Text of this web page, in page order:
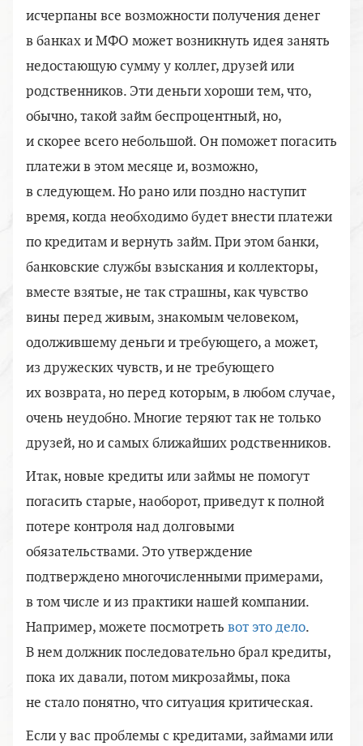
исчерпаны все возможности получения денег
в банках и МФО может возникнуть идея занять
недостающую сумму у коллег, друзей или
родственников. Эти деньги хороши тем, что,
обычно, такой займ беспроцентный, но,
и скорее всего небольшой. Он поможет погасить
платежи в этом месяце и, возможно,
в следующем. Но рано или поздно наступит
время, когда необходимо будет внести платежи
по кредитам и вернуть займ. При этом банки,
банковские службы взыскания и коллекторы,
вместе взятые, не так страшны, как чувство
вины перед живым, знакомым человеком,
одолжившему деньги и требующего, а может,
из дружеских чувств, и не требующего
их возврата, но перед которым, в любом случае,
очень неудобно. Многие теряют так не только
друзей, но и самых ближайших родственников.
Итак, новые кредиты или займы не помогут
погасить старые, наоборот, приведут к полной
потере контроля над долговыми
обязательствами. Это утверждение
подтверждено многочисленными примерами,
в том числе и из практики нашей компании.
Например, можете посмотреть вот это дело.
В нем должник последовательно брал кредиты,
пока их давали, потом микрозаймы, пока
не стало понятно, что ситуация критическая.
Если у вас проблемы с кредитами, займами или